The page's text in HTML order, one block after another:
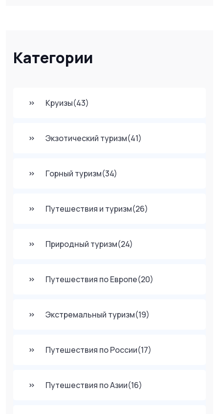
Категории
Круизы(43)
Экзотический туризм(41)
Горный туризм(34)
Путешествия и туризм(26)
Природный туризм(24)
Путешествия по Европе(20)
Экстремальный туризм(19)
Путешествия по России(17)
Путешествия по Азии(16)